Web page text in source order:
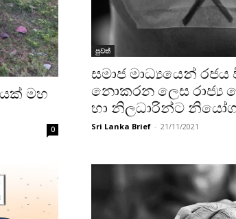
මහ
0
පුවත්
සමාජ මාධ්‍යයෙන්
නොකරන ලෙස රාජ්‍ය
හා නිලධාරින්ට
Sri Lanka Brief - 21/11/2021